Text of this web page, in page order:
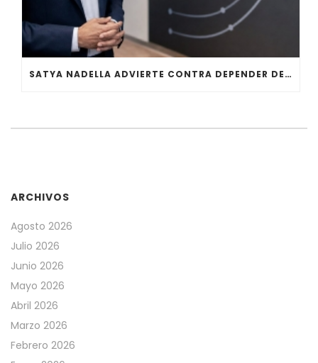
SATYA NADELLA ADVIERTE CONTRA DEPENDER DE UNA SOLA IA
ARCHIVOS
Agosto 2026
Julio 2026
Junio 2026
Mayo 2026
Abril 2026
Marzo 2026
Febrero 2026